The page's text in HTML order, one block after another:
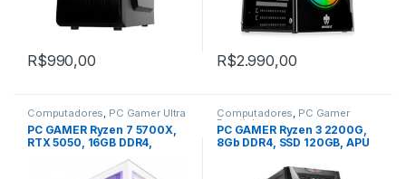
R$990,00 R$2.990,00
Computadores, PC Gamer Ultra
PC GAMER Ryzen 7 5700X,
RTX 5050, 16GB DDR4,
Computadores, PC Gamer
Baratinho
PC GAMER Ryzen 3 2200G,
8Gb DDR4, SSD 120GB, APU